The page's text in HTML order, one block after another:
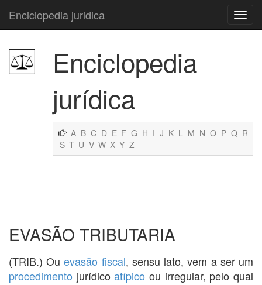
Enciclopedia juridica
Enciclopedia
jurídica
A B C D E F G H I J K L M N O P Q R
S T U V W X Y Z
EVASÃO TRIBUTARIA
(TRIB.) Ouevasão fiscal, sensu lato, vem a ser um
procedimento jurídicoatípico ou irregular, pelo qual